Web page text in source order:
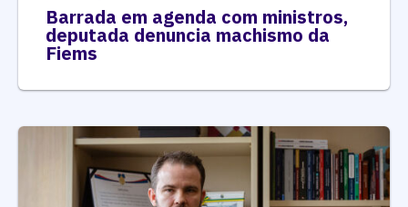
Barrada em agenda com ministros,
deputada denuncia machismo da
Fiems